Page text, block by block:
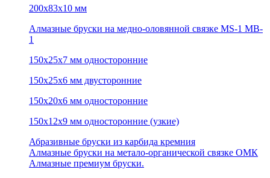
200х83х10 мм
Алмазные бруски на медно-оловянной связке MS-1 MB-
1
150х25х7 мм односторонние
150х25х6 мм двусторонние
150х20х6 мм односторонние
150х12х9 мм односторонние (узкие)
Абразивные бруски из карбида кремния
Алмазные бруски на метало-органической связке ОМК
Алмазные премиум бруски.